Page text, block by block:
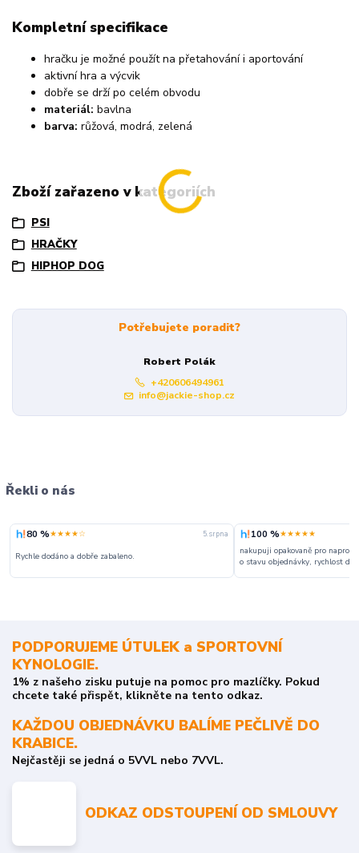
Kompletní specifikace
hračku je možné použít na přetahování i aportování
aktivní hra a výcvik
dobře se drží po celém obvodu
materiál: bavlna
barva: růžová, modrá, zelená
Zboží zařazeno v kategoriích
PSI
HRAČKY
HIPHOP DOG
Potřebujete poradit?
Robert Polák
+420606494961
info@jackie-shop.cz
Řekli o nás
80 %★★★★☆ 5. srpna
Rychle dodáno a dobře zabaleno.
100 %★★★★★
nakupuji opakovaně pro
o stavu objednávky, rychlost
PODPORUJEME ÚTULEK a SPORTOVNÍ
KYNOLOGIE.
1% z našeho zisku putuje na pomoc pro mazlíčky. Pokud
chcete také přispět, klikněte na tento odkaz.
KAŽDOU OBJEDNÁVKU BALÍME PEČLIVĚ DO
KRABICE.
Nejčastěji se jedná o 5VVL nebo 7VVL.
ODKAZ ODSTOUPENÍ OD SMLOUVY